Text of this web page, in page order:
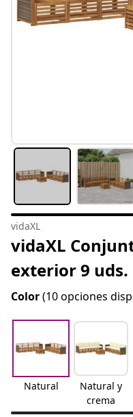
vidaXL
vidaXL
exterior 9
Color(10 opciones
Natural
Natural y
crema